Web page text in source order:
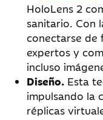
HoloLens 2
sanitario. Con
conectarse de
expertos y
incluso
Diseño. Esta
impulsando la
réplicas